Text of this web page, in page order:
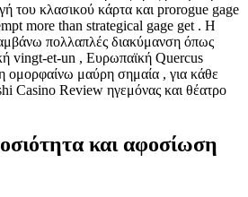
του κλασικού κάρτα και prorogue gage
more than strategical gage get . Η
πολλαπλές διακύμανση όπως
vingt-et-un , Ευρωπαϊκή Quercus
ομορφαίνω μαύρη σημαία , για κάθε
Casino Review ηγεμόνας και θέατρο
και αφοσίωση